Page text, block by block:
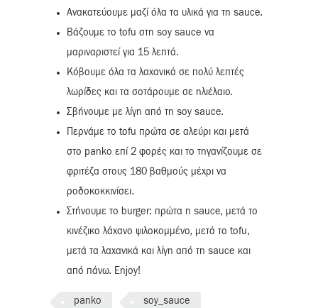
Ανακατεύουμε μαζί όλα τα υλικά για τη sauce.
Βάζουμε το tofu στη soy sauce να
μαριναριστεί για 15 λεπτά.
Κόβουμε όλα τα λαχανικά σε πολύ λεπτές
λωρίδες και τα σοτάρουμε σε ηλιέλαιο.
Σβήνουμε με λίγη από τη soy sauce.
Περνάμε το tofu πρώτα σε αλεύρι και μετά
στο panko επί 2 φορές και το τηγανίζουμε σε
φριτέζα στους 180 βαθμούς μέχρι να
ροδοκοκκινίσει.
Στήνουμε το burger: πρώτα η sauce, μετά το
κινέζικο λάχανο ψιλοκομμένο, μετά το tofu,
μετά τα λαχανικά και λίγη από τη sauce και
από πάνω. Enjoy!
panko soy_sauce